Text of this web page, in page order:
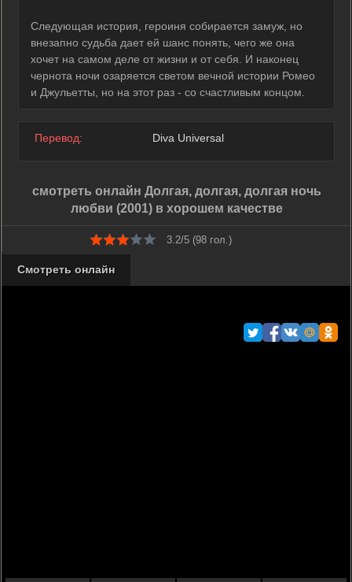
Следующая история, героиня собирается замуж, но
внезапно судьба дает ей шанс понять, чего же она
хочет на самом деле от жизни и от себя. И наконец
чернота ночи озаряется светом вечной истории Ромео
и Джульетты, но на этот раз - со счастливым концом.
Перевод: Diva Universal
смотреть онлайн Долгая, долгая, долгая ночь
любви (2001) в хорошем качестве
3.2/5 (98 гол.)
Смотреть онлайн